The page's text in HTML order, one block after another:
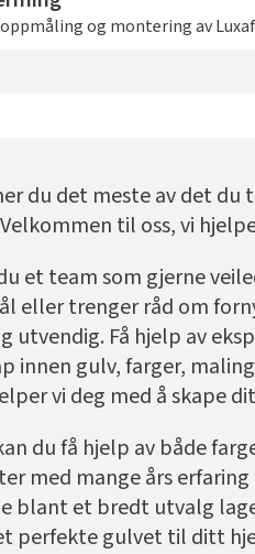
og montering av
du det meste av det du
til oss, vi
et team som gjerne
eller trenger råd om
utvendig. Få hjelp av
innen gulv, farger,
vi deg med å skape
du få hjelp av både
med mange års erfaring
blant et bredt utvalg
perfekte gulvet til ditt